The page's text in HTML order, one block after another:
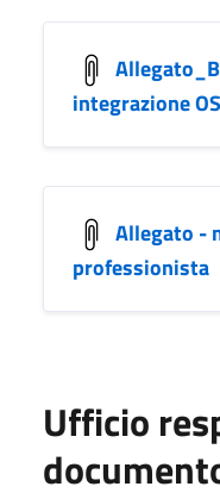
integrazione
Allegato -
professionista
Ufficio